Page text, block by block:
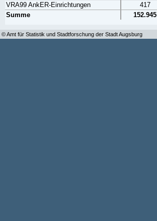
VRA99 AnkER-Einrichtungen
417
Summe
152.945
© Amt für Statistik und Stadtforschung der Stadt Augsburg